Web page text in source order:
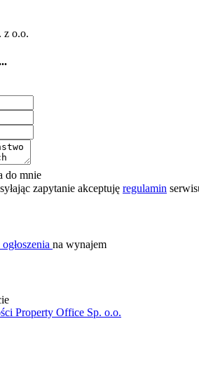
do mnie
zapytanie akceptuję regulamin
na wynajem